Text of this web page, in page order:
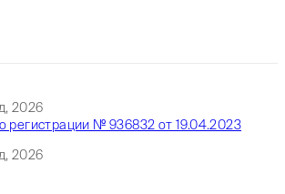
2026
регистрации № 936832 от 19.04.2023
2026